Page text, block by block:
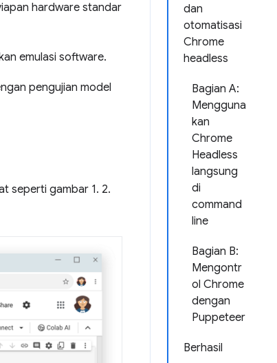
dan
otomatisasi
Chrome
headless
Bagian A:
Mengguna
kan
Chrome
Headless
langsung
di
command
line
Bagian B:
Mengontr
ol Chrome
dengan
Puppeteer
Berhasil
hardware standar
emulasi software.
pengujian model
seperti gambar 1. 2.